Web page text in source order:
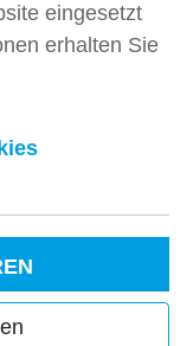
eingesetzt
erhalten Sie